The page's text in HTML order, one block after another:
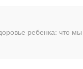
ребенка: что